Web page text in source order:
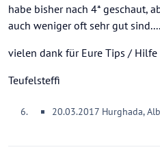
habe bisher nach 4* geschaut,
auch weniger oft sehr gut sind....
vielen dank für Eure Tips / Hilfe
Teufelsteffi
20.03.2017 Hurghada,